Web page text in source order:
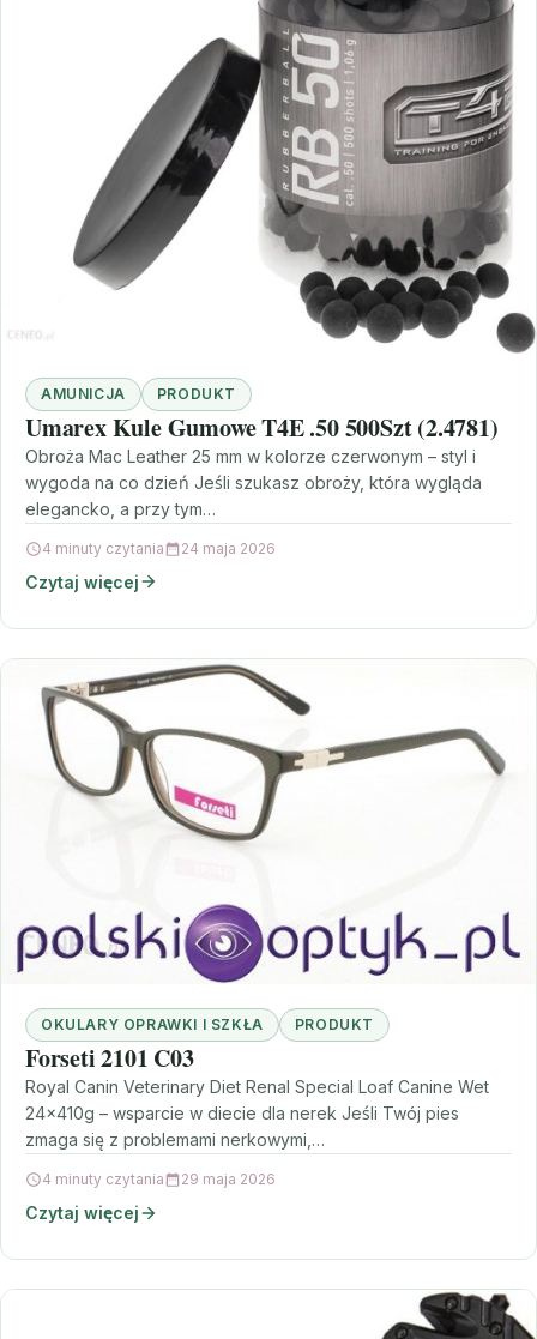
AMUNICJA PRODUKT
Umarex Kule Gumowe T4E .50 500Szt (2.4781)
Obroża Mac Leather 25 mm w kolorze czerwonym – styl i
wygoda na co dzień Jeśli szukasz obroży, która wygląda
elegancko, a przy tym…
4 minuty czytania 24 maja 2026
Czytaj więcej
OKULARY OPRAWKI I SZKŁA PRODUKT
Forseti 2101 C03
Royal Canin Veterinary Diet Renal Special Loaf Canine Wet
24x410g – wsparcie w diecie dla nerek Jeśli Twój pies
zmaga się z problemami nerkowymi,…
4 minuty czytania 29 maja 2026
Czytaj więcej